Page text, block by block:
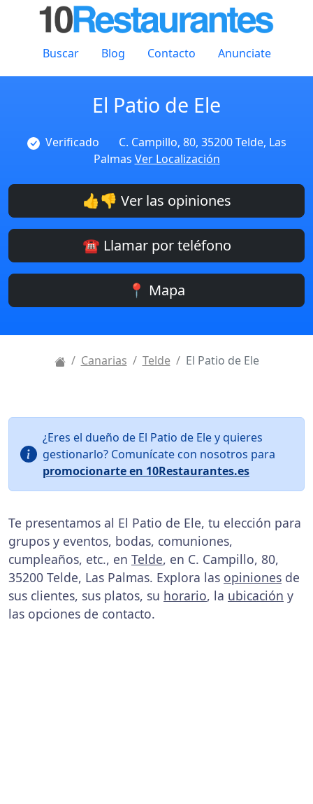
Buscar Blog Contacto Anunciate
El Patio de Ele
Verificado
C. Campillo, 80, 35200 Telde, Las
Palmas Ver Localización
👍👎 Ver las opiniones
☎️ Llamar por teléfono
📍 Mapa
Canarias Telde El Patio de Ele
¿Eres el dueño de El Patio de Ele y quieres
gestionarlo? Comunícate con nosotros para
promocionarte en 10Restaurantes.es
Te presentamos al El Patio de Ele, tu elección para
grupos y eventos, bodas, comuniones,
cumpleaños, etc., en Telde, en C. Campillo, 80,
35200 Telde, Las Palmas. Explora las opiniones de
sus clientes, sus platos, su horario, la ubicación y
las opciones de contacto.